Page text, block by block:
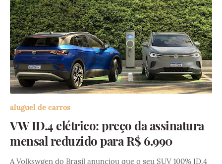
aluguel de carros
VW ID.4 elétrico: preço da assinatura
mensal reduzido para R$ 6.990
A Volkswgen do Brasil anunciou que o seu SUV 100% ID.4